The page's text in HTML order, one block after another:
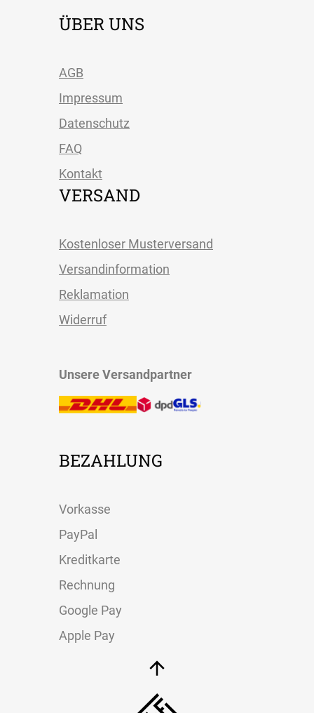
ÜBER UNS
AGB
Impressum
Datenschutz
FAQ
Kontakt
VERSAND
Kostenloser Musterversand
Versandinformation
Reklamation
Widerruf
Unsere Versandpartner
BEZAHLUNG
Vorkasse
PayPal
Kreditkarte
Rechnung
Google Pay
Apple Pay